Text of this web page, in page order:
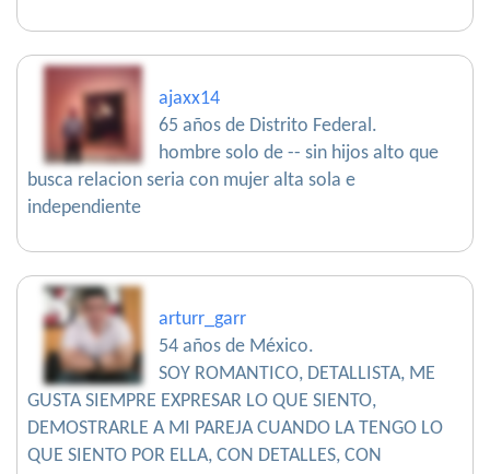
ajaxx14
65 años de Distrito Federal.
hombre solo de -- sin hijos alto que
busca relacion seria con mujer alta sola e
independiente
arturr_garr
54 años de México.
SOY ROMANTICO, DETALLISTA, ME
GUSTA SIEMPRE EXPRESAR LO QUE SIENTO,
DEMOSTRARLE A MI PAREJA CUANDO LA TENGO LO
QUE SIENTO POR ELLA, CON DETALLES, CON